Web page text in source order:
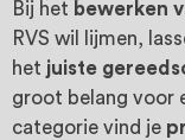
100.000
direct uit
tevens een
Onderhoud van RVS
Bewerken van RVS
Kenmerken van RVS
Bij het bewerken
RVS wil lijmen,
het juiste
groot belang voor
categorie vind je